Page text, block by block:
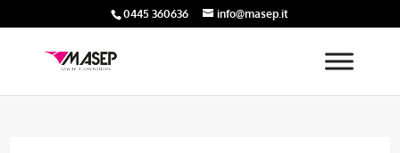
0445 360636 info@masep.it